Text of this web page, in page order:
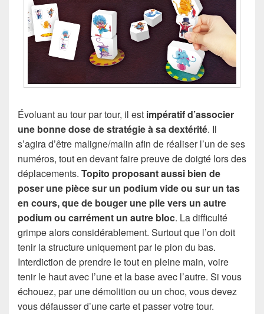
Évoluant au tour par tour, il est impératif d’associer
une bonne dose de stratégie à sa dextérité. Il
s’agira d’être maligne/malin afin de réaliser l’un de ses
numéros, tout en devant faire preuve de doigté lors des
déplacements. Topito proposant aussi bien de
poser une pièce sur un podium vide ou sur un tas
en cours, que de bouger une pile vers un autre
podium ou carrément un autre bloc. La difficulté
grimpe alors considérablement. Surtout que l’on doit
tenir la structure uniquement par le pion du bas.
Interdiction de prendre le tout en pleine main, voire
tenir le haut avec l’une et la base avec l’autre. Si vous
échouez, par une démolition ou un choc, vous devez
vous défausser d’une carte et passer votre tour.